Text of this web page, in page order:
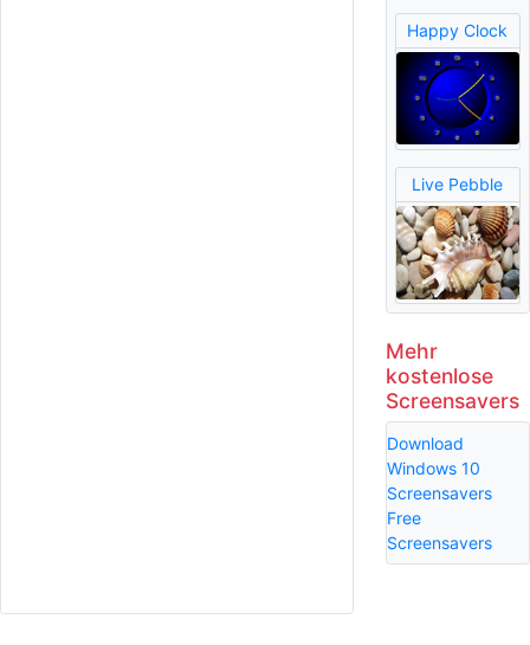
Happy Clock
Live Pebble
Mehr
kostenlose
Screensavers
Download
Windows 10
Screensavers
Free
Screensavers